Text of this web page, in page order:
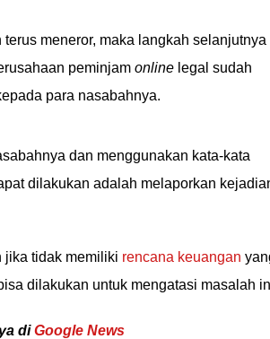
meneror, maka langkah selanjutnya
peminjam online legal sudah
para nasabahnya.
dan menggunakan kata-kata
dilakukan adalah melaporkan
jika tidak memiliki rencana keuangan
dilakukan untuk mengatasi masalah
diGoogle News